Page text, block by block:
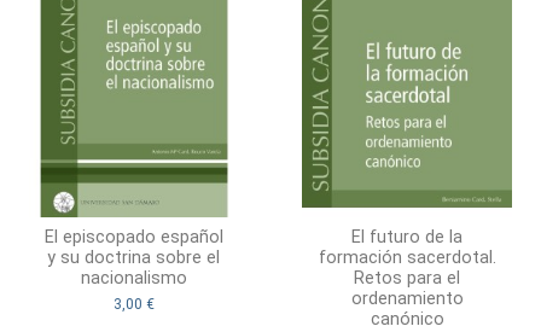
El episcopado español
y su doctrina sobre el
nacionalismo
3,00 €
El futuro de la
formación sacerdotal.
Retos para el
ordenamiento
canónico